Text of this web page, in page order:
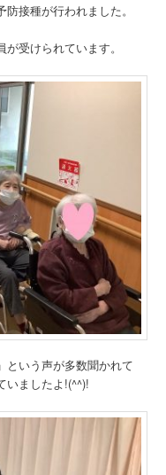
接種が行われました。
受けられています。
という声が多数聞かれて
いましたよ!(^^)!